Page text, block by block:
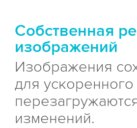
Собственная
изображений
Изображения
для
изменений.